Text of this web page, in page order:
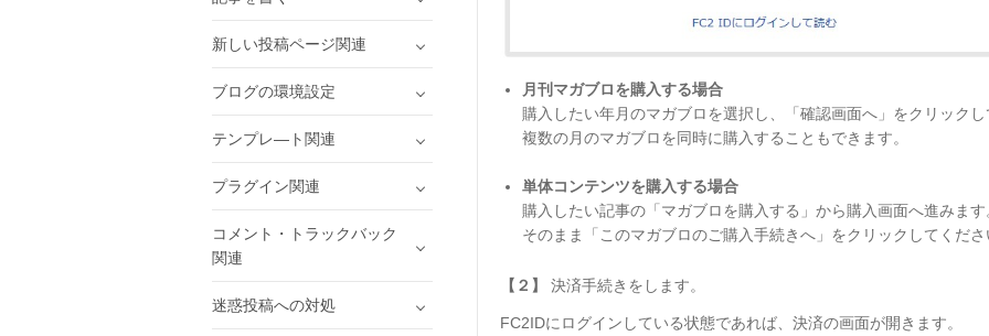
月刊マガブロを購入する場合
購入したい年月のマガブロを選択し、「確認画面へ」をクリックし
複数の月のマガブロを同時に購入することもできます。
単体コンテンツを購入する場合
購入したい記事の「マガブロを購入する」から購入画面へ進みます
そのまま「このマガブロのご購入手続きへ」をクリックしてくださ
【２】 決済手続きをします。
FC2IDにログインしている状態であれば、決済の画面が開きます。
新しい投稿ページ関連
ブログの環境設定
テンプレ―ト関連
プラグイン関連
コメント・トラックバック
関連
迷惑投稿への対処